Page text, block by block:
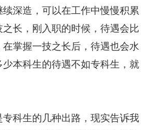
深造，可以在工作中慢慢积累
长，刚入职的时候，待遇会比
掌握一技之长后，待遇也会水
本科生的待遇不如专科生，就
科生的几种出路，现实告诉我